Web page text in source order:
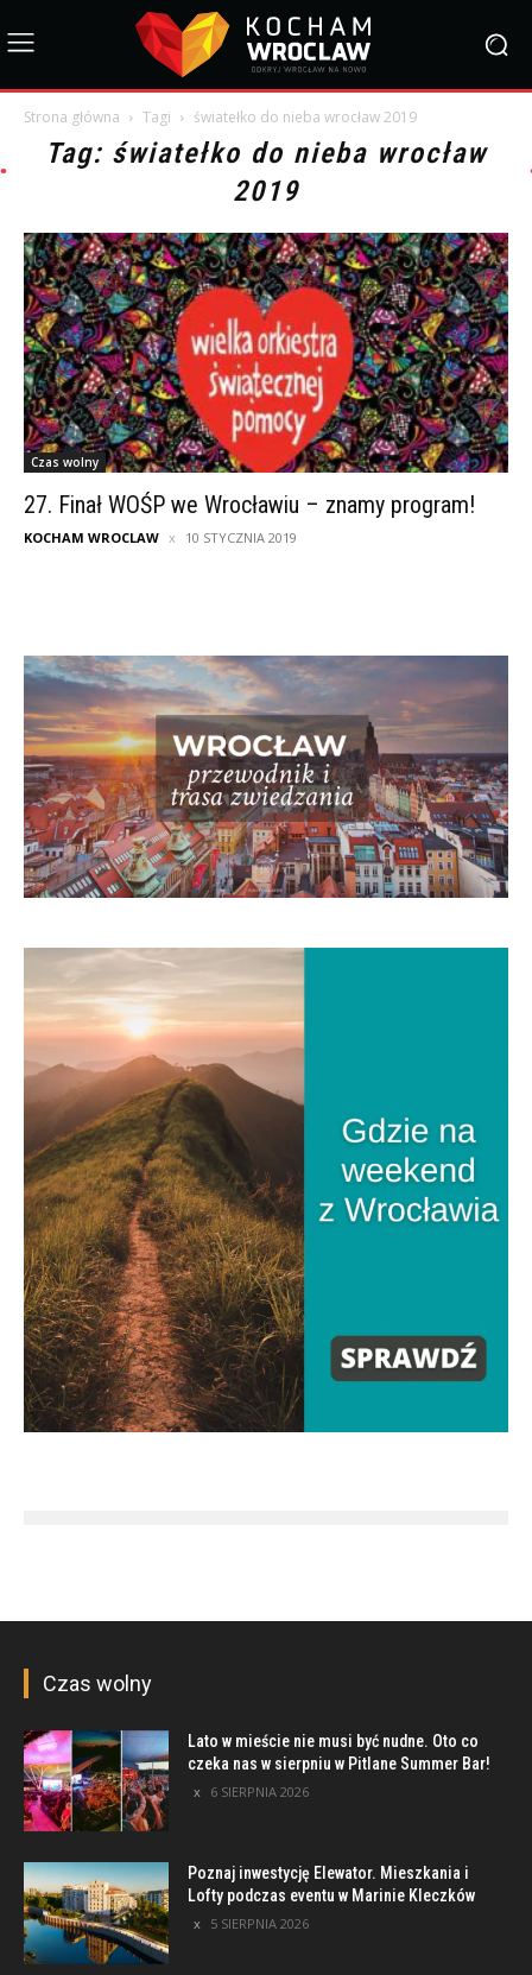
Strona główna Tagi światełko do nieba wrocław 2019
Tag: światełko do nieba wrocław
2019
Czas wolny
27. Finał WOŚP we Wrocławiu – znamy program!
KOCHAM WROCLAW 10 STYCZNIA 2019
Czas wolny
Lato w mieście nie musi być nudne. Oto co
czeka nas w sierpniu w Pitlane Summer Bar!
6 SIERPNIA 2026
Poznaj inwestycję Elewator. Mieszkania i
Lofty podczas eventu w Marinie Kleczków
5 SIERPNIA 2026